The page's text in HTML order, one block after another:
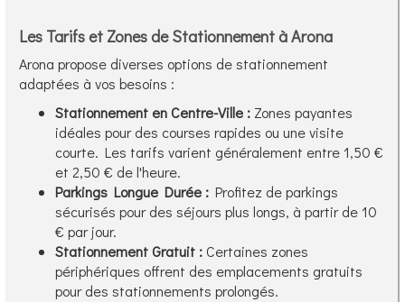
Les Tarifs et Zones de Stationnement à Arona
Arona propose diverses options de stationnement
adaptées à vos besoins :
Stationnement en Centre-Ville : Zones payantes
idéales pour des courses rapides ou une visite
courte. Les tarifs varient généralement entre 1,50 €
et 2,50 € de l'heure.
Parkings Longue Durée : Profitez de parkings
sécurisés pour des séjours plus longs, à partir de 10
€ par jour.
Stationnement Gratuit :Certaines zones
périphériques offrent des emplacements gratuits
pour des stationnements prolongés.